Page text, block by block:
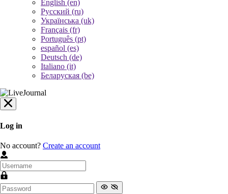
English (en)
Русский (ru)
Українська (uk)
Français (fr)
Português (pt)
español (es)
Deutsch (de)
Italiano (it)
Беларуская (be)
Log in
No account? Create an account